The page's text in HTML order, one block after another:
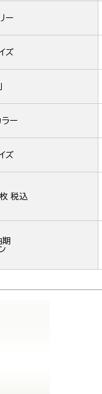
ー
ズ
ラー
ズ
税込
期